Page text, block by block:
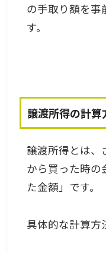
の手取り額を事
す。
譲渡所得の計算
譲渡所得とは、
から買った時の
た金額」です。
具体的な計算方